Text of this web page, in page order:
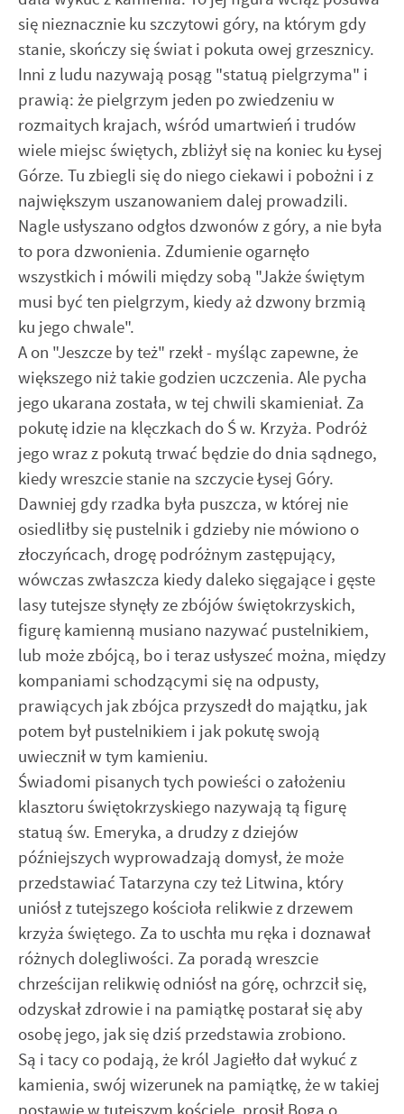
się nieznacznie ku szczytowi góry, na którym gdy
stanie, skończy się świat i pokuta owej grzesznicy.
Inni z ludu nazywają posąg "statuą pielgrzyma" i
prawią: że pielgrzym jeden po zwiedzeniu w
rozmaitych krajach, wśród umartwień i trudów
wiele miejsc świętych, zbliżył się na koniec ku Łysej
Górze. Tu zbiegli się do niego ciekawi i pobożni i z
największym uszanowaniem dalej prowadzili.
Nagle usłyszano odgłos dzwonów z góry, a nie była
to pora dzwonienia. Zdumienie ogarnęło
wszystkich i mówili między sobą "Jakże świętym
musi być ten pielgrzym, kiedy aż dzwony brzmią
ku jego chwale".
A on "Jeszcze by też" rzekł - myśląc zapewne, że
większego niż takie godzien uczczenia. Ale pycha
jego ukarana została, w tej chwili skamieniał. Za
pokutę idzie na klęczkach do Ś w. Krzyża. Podróż
jego wraz z pokutą trwać będzie do dnia sądnego,
kiedy wreszcie stanie na szczycie Łysej Góry.
Dawniej gdy rzadka była puszcza, w której nie
osiedliłby się pustelnik i gdzieby nie mówiono o
złoczyńcach, drogę podróżnym zastępujący,
wówczas zwłaszcza kiedy daleko sięgające i gęste
lasy tutejsze słynęły ze zbójów świętokrzyskich,
figurę kamienną musiano nazywać pustelnikiem,
lub może zbójcą, bo i teraz usłyszeć można, między
kompaniami schodzącymi się na odpusty,
prawiących jak zbójca przyszedł do majątku, jak
potem był pustelnikiem i jak pokutę swoją
uwiecznił w tym kamieniu.
Świadomi pisanych tych powieści o założeniu
klasztoru świętokrzyskiego nazywają tą figurę
statuą św. Emeryka, a drudzy z dziejów
późniejszych wyprowadzają domysł, że może
przedstawiać Tatarzyna czy też Litwina, który
uniósł z tutejszego kościoła relikwie z drzewem
krzyża świętego. Za to uschła mu ręka i doznawał
różnych dolegliwości. Za poradą wreszcie
chrześcijan relikwię odniósł na górę, ochrzcił się,
odzyskał zdrowie i na pamiątkę postarał się aby
osobę jego, jak się dziś przedstawia zrobiono.
Są i tacy co podają, że król Jagiełło dał wykuć z
kamienia, swój wizerunek na pamiątkę, że w takiej